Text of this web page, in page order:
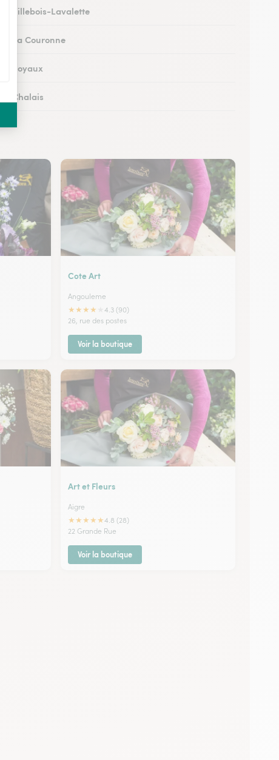
à Villebois-Lavalette
à La Couronne
à Soyaux
à Chalais
Ruffec
Cote Art
Angouleme
★★★★
4.3 (90)
26, rue des postes
Voir la boutique
Art et Fleurs
Aigre
★★★★★4.8 (28)
22 Grande Rue
Voir la boutique